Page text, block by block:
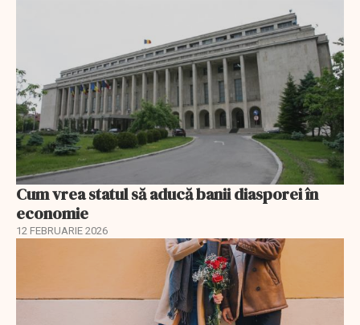
Cum vrea statul să aducă banii diasporei în
economie
12 FEBRUARIE 2026